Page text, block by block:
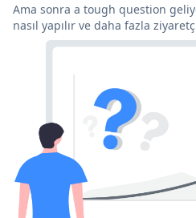
Ama sonra a tough question
nasıl yapılır ve daha fazla